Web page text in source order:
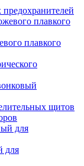
плавкого
щитов
для